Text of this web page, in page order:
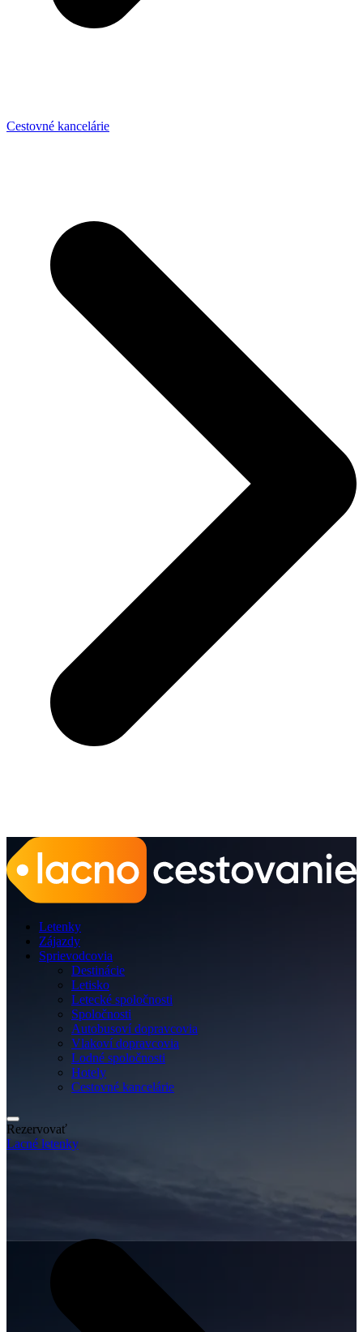
Cestovné kancelárie
Letenky
Zájazdy
Sprievodcovia
Destinácie
Letisko
Letecké spoločnosti
Spoločnosti
Autobusoví dopravcovia
Vlakoví dopravcovia
Lodné spoločnosti
Hotely
Cestovné kancelárie
Rezervovať
Lacné letenky